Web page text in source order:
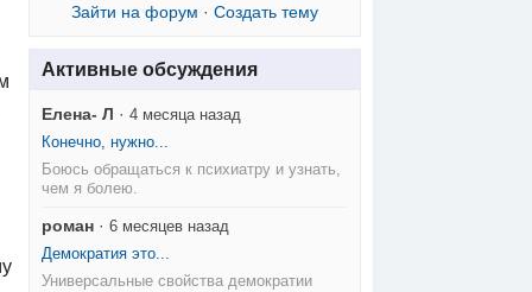
Зайти на форум · Создать тему
Активные обсуждения
Елена- Л ·4 месяца назад
Конечно, нужно...
Боюсь обращаться к психиатру и узнать,
чем я болею.
роман ·6 месяцев назад
Демократия это...
Универсальные свойства демократии